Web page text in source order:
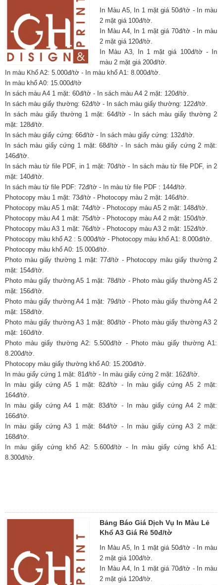
In Màu A5, In 1 mặt giá 50đ/tờ - In màu
2 mặt giá 100đ/tờ.
In Màu A4, In 1 mặt giá 70đ/tờ - In màu
2 mặt giá 120đ/tờ.
In Màu A3, In 1 mặt giá 100đ/tờ - In
màu 2 mặt giá 200đ/tờ.
In màu Khổ A2: 5.000đ/tờ - In màu khổ A1: 8.000đ/tờ.
In màu khổ A0: 15.000đ/tờ
In sách màu A4 1 mặt: 60đ/tờ - In sách màu A4 2 mặt: 120đ/tờ.
In sách màu giấy thường: 62đ/tờ - In sách màu giấy thường: 122đ/tờ.
In sách màu giấy thường 1 mặt: 64đ/tờ - In sách màu giấy thường 2
mặt: 128đ/tờ.
In sách màu giấy cứng: 66đ/tờ - In sách màu giấy cứng: 132đ/tờ.
In sách màu giấy cứng 1 mặt: 68đ/tờ - In sách màu giấy cứng 2 mặt:
146đ/tờ.
In sách màu từ file PDF, in 1 mặt: 70đ/tờ - In sách màu từ file PDF, in 2
mặt: 140đ/tờ.
In sách màu từ file PDF: 72đ/tờ - In màu từ file PDF : 144đ/tờ.
Photocopy màu 1 mặt: 73đ/tờ - Photocopy màu 2 mặt: 146đ/tờ.
Photocopy màu A5 1 mặt: 74đ/tờ - Photocopy màu A5 2 mặt: 148đ/tờ.
Photocopy màu A4 1 mặt: 75đ/tờ - Photocopy màu A4 2 mặt: 150đ/tờ.
Photocopy màu A3 1 mặt: 76đ/tờ - Photocopy màu A3 2 mặt: 152đ/tờ.
Photocopy màu khổ A2 : 5.000đ/tờ - Photocopy màu khổ A1: 8.000đ/tờ.
Photocopy màu khổ A0: 15.000đ/tờ.
Photo màu giấy thường 1 mặt: 77đ/tờ - Photocopy màu giấy thường 2
mặt: 154đ/tờ.
Photo màu giấy thường A5 1 mặt: 78đ/tờ - Photo màu giấy thường A5 2
mặt: 156đ/tờ.
Photo màu giấy thường A4 1 mặt: 79đ/tờ - Photo màu giấy thường A4 2
mặt: 158đ/tờ.
Photo màu giấy thường A3 1 mặt: 80đ/tờ - Photo màu giấy thường A3 2
mặt: 160đ/tờ.
Photo màu giấy thường A2: 5.500đ/tờ - Photo màu giấy thường A1:
8.200đ/tờ.
Photocopy màu giấy thường khổ A0: 15.200đ/tờ.
In màu giấy cứng 1 mặt: 81đ/tờ - In màu giấy cứng 2 mặt: 162đ/tờ.
In màu giấy cứng A5 1 mặt: 82đ/tờ - In màu giấy cứng A5 2 mặt:
164đ/tờ.
In màu giấy cứng A4 1 mặt: 83đ/tờ - In màu giấy cứng A4 2 mặt:
166đ/tờ.
In màu giấy cứng A3 1 mặt: 84đ/tờ - In màu giấy cứng A3 2 mặt:
168đ/tờ.
In màu giấy cứng khổ A2: 5.600đ/tờ - In màu giấy cứng khổ A1:
8.300đ/tờ.
Bảng Báo Giá Dịch Vụ In Màu Lẻ
Khổ A3 Giá Rẻ 50đ/tờ
In Màu A5, In 1 mặt giá 50đ/tờ - In màu
2 mặt giá 100đ/tờ.
In Màu A4, In 1 mặt giá 70đ/tờ - In màu
2 mặt giá 120đ/tờ.